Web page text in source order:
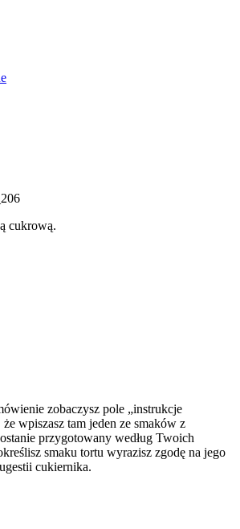
cukrową.
zobaczysz pole „instrukcje
wpiszasz tam jeden ze smaków z
przygotowany według Twoich
smaku tortu wyrazisz zgodę na jego
cukiernika.